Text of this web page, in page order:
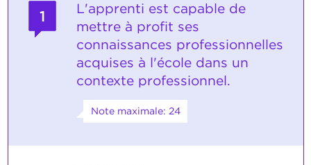
1
L'apprenti est capable de
mettre à profit ses
connaissances professionnelles
acquises à l'école dans un
contexte professionnel.
Note maximale: 24